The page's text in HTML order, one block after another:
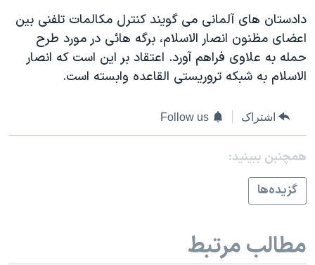
علم و فناوری
اسرائیل در جنگ
گالری عکس
رمز مهسا
ورزش زنان در ایران
اعتراضات زن، زندگی، آزادی
تریبونال مردمی آبان ۹۸
قانون شفافیت دارائی کادر رهبری ایران
اسرائیل در جنگ
زبانهای مختلف
دادستان های آلمانی می گويند کنترل مکالمات تلفنی بين
اعضای مظنون انصار الاسلام، برگه هائی در مورد طرح
حمله به علاوی فراهم آورد. اعتقاد بر اين است که انصار
الاسلام به شبکه تروريستی القاعده وابسته است.
اشتراک Follow us
همچنبن ببینید:
گزيده‌ها
مطالب مرتبط